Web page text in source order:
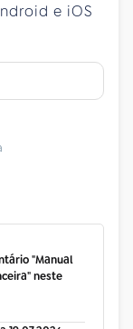
e iOS
"Manual
neste